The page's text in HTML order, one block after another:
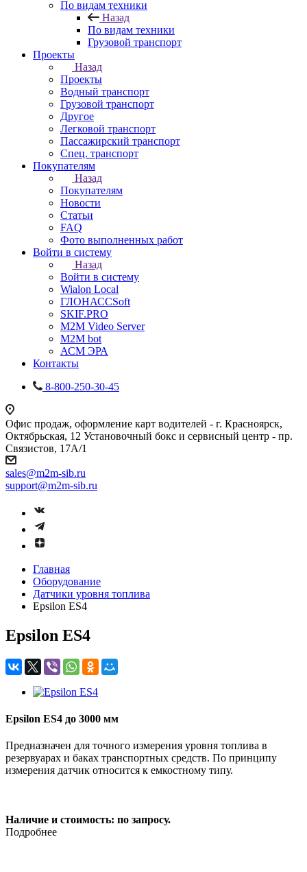
По видам техники
Назад
По видам техники
Грузовой транспорт
Проекты
Назад
Проекты
Водный транспорт
Грузовой транспорт
Другое
Легковой транспорт
Пассажирский транспорт
Спец. транспорт
Покупателям
Назад
Покупателям
Новости
Статьи
FAQ
Фото выполненных работ
Войти в систему
Назад
Войти в систему
Wialon Local
ГЛОНАССSoft
SKIF.PRO
M2M Video Server
М2М bot
АСМ ЭРА
Контакты
8-800-250-30-45
Офис продаж, оформление карт водителей - г. Красноярск,
Октябрьская, 12 Установочный бокс и сервисный центр - пр.
Связистов, 17А/1
sales@m2m-sib.ru
support@m2m-sib.ru
Главная
Оборудование
Датчики уровня топлива
Epsilon ES4
Epsilon ES4
Epsilon ES4 до 3000 мм
Предназначен для точного измерения уровня топлива в
резервуарах и баках транспортных средств. По принципу
измерения датчик относится к емкостному типу.
Наличие и стоимость: по запросу.
Подробнее